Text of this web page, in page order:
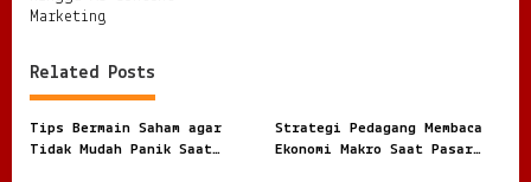
n
a
v
Marketing
Related Posts
Tips Bermain Saham agar
Tidak Mudah Panik Saat
Strategi Pedagang Membaca
Ekonomi Makro Saat Pasar